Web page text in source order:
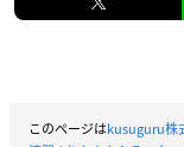
このページはkusuguru株